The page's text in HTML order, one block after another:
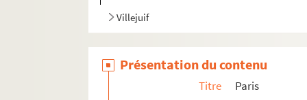
Villejuif
Présentation du contenu
Titre Paris